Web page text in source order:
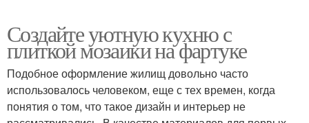
Создайте уютную кухню с
плиткой мозаики на фартуке
Подобное оформление жилищ довольно часто
использовалось человеком, еще с тех времен, когда
понятия о том, что такое дизайн и интерьер не